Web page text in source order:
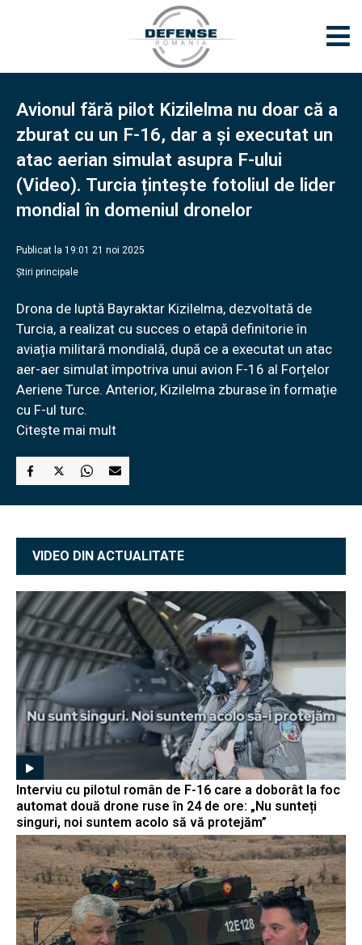
Avionul fără pilot Kizilelma nu doar că a
zburat cu un F-16, dar a și executat un
atac aerian simulat asupra F-ului
(Video). Turcia țintește fotoliul de lider
mondial în domeniul dronelor
Publicat la 19:01 21 noi 2025
Știri principale
Drona de luptă Bayraktar Kizilelma, dezvoltată de
Turcia, a realizat cu succes o etapă definitorie în
aviația militară mondială, după ce a executat un atac
aer-aer simulat împotriva unui avion F-16 al Forțelor
Aeriene Turce. Anterior, Kizilelma zburase în formație
cu F-ul turc.
Citește mai mult
VIDEO DIN ACTUALITATE
Interviu cu pilotul român de F-16 care a doborât la foc
automat două drone ruse în 24 de ore: „Nu sunteți
singuri, noi suntem acolo să vă protejăm”